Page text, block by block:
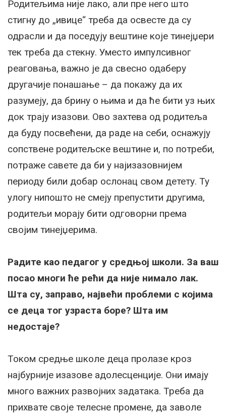
Родитељима није лако, али пре него што
стигну до „ивице“ треба да освесте да су
одрасли и да поседују вештине које тинејџери
тек треба да стекну. Уместо импулсивног
реаговања, важно је да свесно одаберу
другачије понашање – да покажу да их
разумеју, да брину о њима и да ће бити уз њих
док трају изазови. Ово захтева од родитеља
да буду посвећени, да раде на себи, оснажују
сопствене родитељске вештине и, по потреби,
потраже савете да би у најизазовнијем
периоду били добар ослонац свом детету. Ту
улогу нипошто не смеју препустити другима,
родитељи морају бити одговорни према
својим тинејџерима.
Радите као педагог у средњој школи. За ваш
посао многи ће рећи да није нимало лак.
Шта су, заправо, највећи проблеми с којима
се деца тог узраста боре? Шта им
недостаје?
Током средње школе деца пролазе кроз
најбурније изазове адолесценције. Они имају
много важних развојних задатака. Треба да
прихвате своје телесне промене, да заволе